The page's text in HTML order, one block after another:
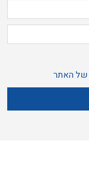
של האתר